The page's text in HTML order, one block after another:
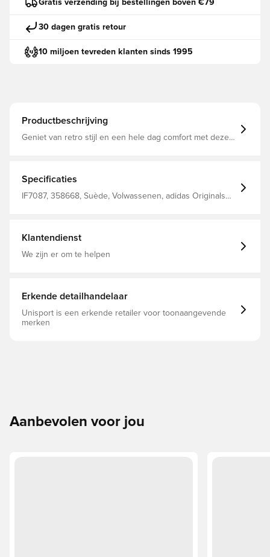
Gratis verzending bij bestellingen boven €79
30 dagen gratis retour
10 miljoen tevreden klanten sinds 1995
Productbeschrijving
Geniet van retro stijl en een hele dag comfort met deze
domineren. Het premium suède bovenwerk is afgewerkt
met contrasterende stiksels voor een snufje moderne
elegantie, en de T-neus houdt de look geworteld in het
Specificaties
IF7087, 358668, Suède, Volwassenen, adidas Originals
Klantendienst
We zijn er om te helpen
Erkende detailhandelaar
Unisport is een erkende retailer voor toonaangevende
merken
Aanbevolen voor jou